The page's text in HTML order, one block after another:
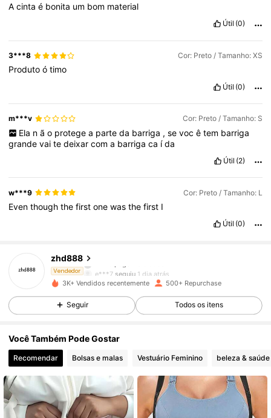
Acintaé bonita um bom material
Útil (0)
3***8 Cor: Preto / Tamanho: XS
Produtoótimo
Útil (0)
m***v Cor: Preto / Tamanho: S
Ela n ã o protege a parte da barriga , se voc ê tem barriga
grandevaitedeixarcoma barrigaca ída
Útil (2)
w***9 Cor: Preto / Tamanho: L
Eventhoughthefirstonewasthefirst I
Útil (0)
zhd888
Vendedor e***7 seguiu 1 dia atrás
4,65
196 Seguidores
196 Seguidores
4,65 196 Seguidores
4,65 196 Seguidores
3K+ Vendidos recentemente 500+ Repurchase
Seguir Todos os itens
Você Também Pode Gostar
Recomendar Bolsas e malas Vestuário Feminino beleza & saúde